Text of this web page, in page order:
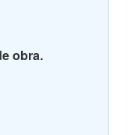
obra.